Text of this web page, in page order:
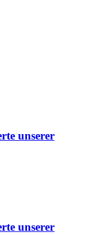
unserer
unserer